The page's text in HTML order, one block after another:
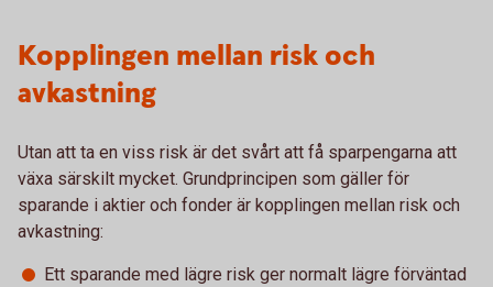
Kopplingen mellan risk och
avkastning
Utan att ta en viss risk är det svårt att få sparpengarna att
växa särskilt mycket. Grundprincipen som gäller för
sparande i aktier och fonder är kopplingen mellan risk och
avkastning:
Ett sparande med lägre risk ger normalt lägre förväntad